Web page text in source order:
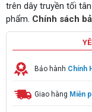
trên dây truyền tối
phẩm. Chính sách
Bảo hành Chính
Giao hàng Miễn